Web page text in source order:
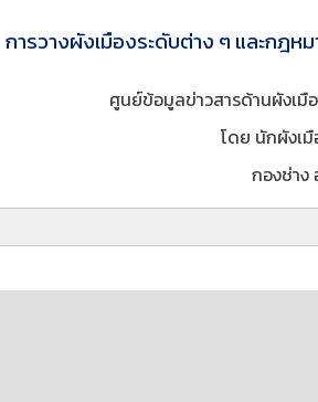
การวางผังเมืองระดับต่าง ๆ และกฎ
ศูนย์ข้อมูลข่าวสารด้านผังเ
โดย นักผังเ
กองช่าง